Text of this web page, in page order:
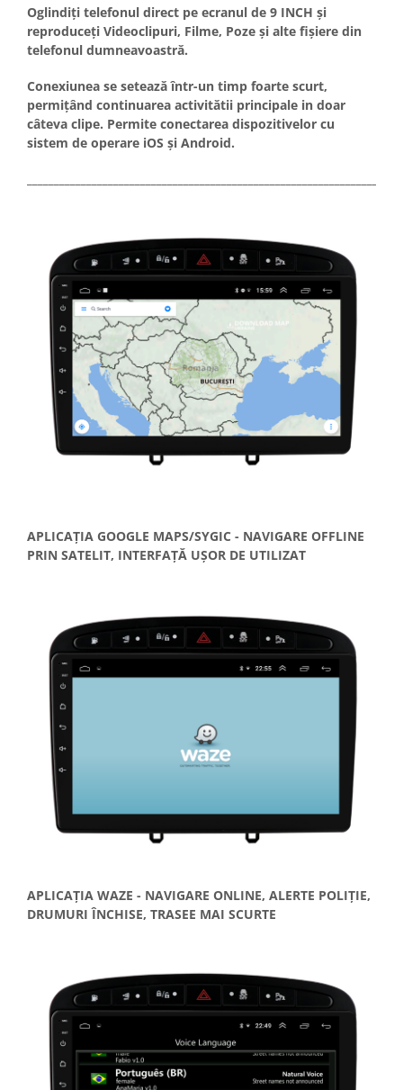
Oglindiți telefonul direct pe ecranul de 9 INCH și
reproduceți Videoclipuri, Filme, Poze și alte fișiere din
telefonul dumneavoastră.
Conexiunea se setează într-un timp foarte scurt,
permițând continuarea activitătii principale in doar
câteva clipe. Permite conectarea dispozitivelor cu
sistem de operare iOS și Android.
APLICAȚIA GOOGLE MAPS/SYGIC - NAVIGARE OFFLINE
PRIN SATELIT, INTERFAȚĂ UȘOR DE UTILIZAT
APLICAȚIA WAZE - NAVIGARE ONLINE, ALERTE POLIȚIE,
DRUMURI ÎNCHISE, TRASEE MAI SCURTE